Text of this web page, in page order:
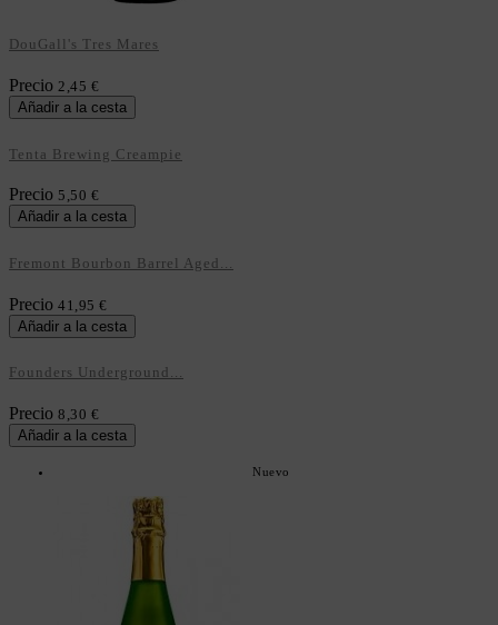
DouGall's Tres Mares
Precio 2,45 €
Añadir a la cesta
Tenta Brewing Creampie
Precio 5,50 €
Añadir a la cesta
Fremont Bourbon Barrel Aged...
Precio 41,95 €
Añadir a la cesta
Founders Underground...
Precio 8,30 €
Añadir a la cesta
Nuevo